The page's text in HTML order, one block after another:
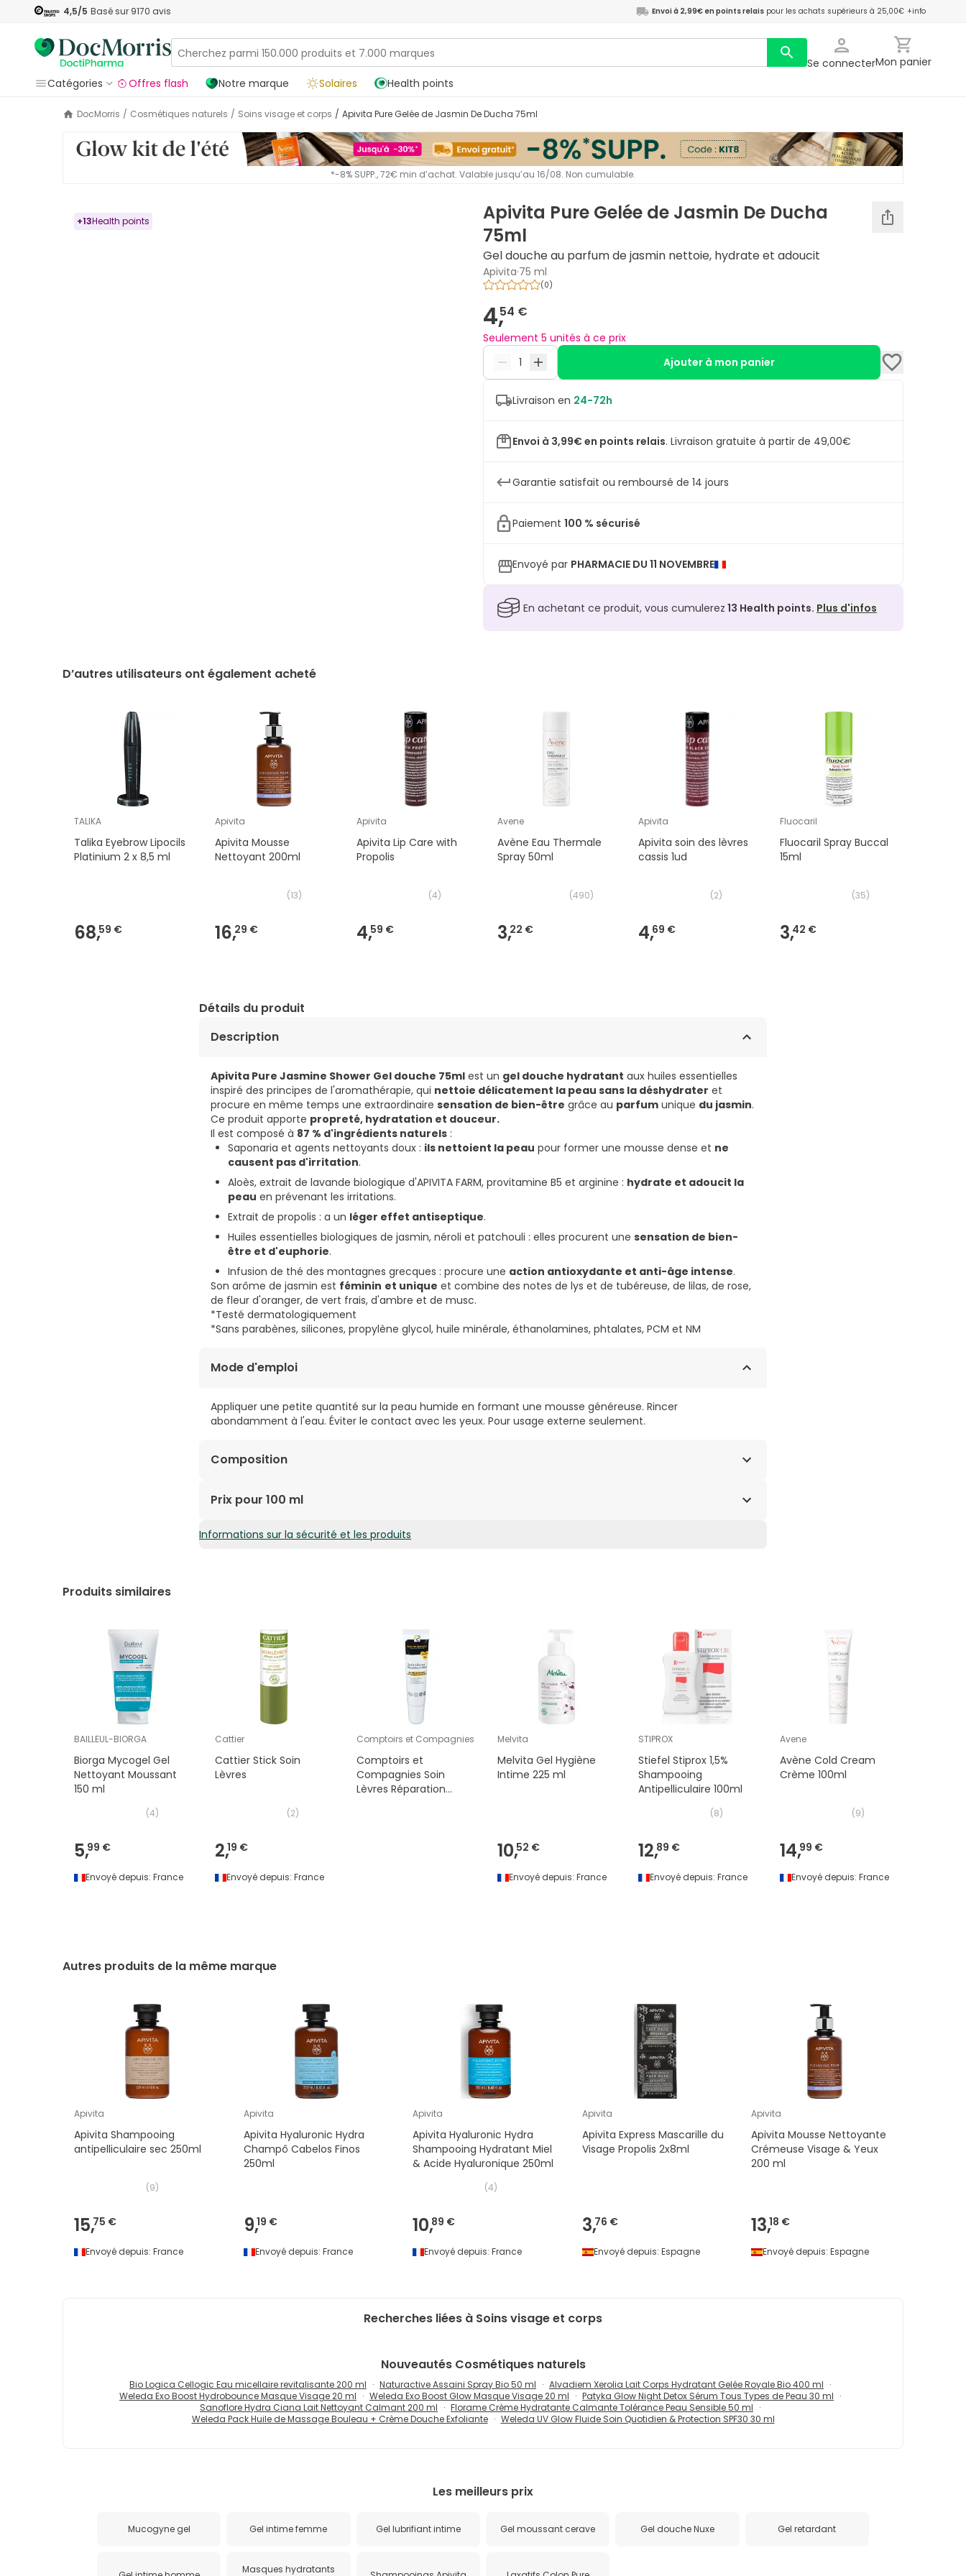
4,5/5 Basé sur 9170 avis Envoi à 2,99€ en points relais pour les achats supérieurs à 25,00€ +info
Se connecterMon panier
Catégories
Offres flash Notre marque Solaires Health points
DocMorris / Cosmétiques naturels / Soins visage et corps / Apivita Pure Gelée de Jasmin De Ducha 75ml
*-8% SUPP., 72€ min d’achat. Valable jusqu’au 16/08. Non cumulable.
+13Health points
Apivita Pure Gelée de Jasmin De Ducha
75ml
Gel douche au parfum de jasmin nettoie, hydrate et adoucit
Apivita·75 ml
(0)
4,54 €
Seulement 5 unités à ce prix
Ajouter à mon panier
Livraison en 24-72h
Envoi à 3,99€ en points relais. Livraison gratuite à partir de 49,00€
Garantie satisfait ou remboursé de 14 jours
Paiement 100 % sécurisé
Envoyé par PHARMACIE DU 11 NOVEMBRE
En achetant ce produit, vous cumulerez 13 Health points. Plus d'infos
D’autres utilisateurs ont également acheté
TALIKA
Talika Eyebrow Lipocils
Platinium 2 x 8,5 ml
68,59 €
Apivita
Apivita Mousse
Nettoyant 200ml
(13)
16,29 €
Apivita
Apivita Lip Care with
Propolis
(4)
4,59 €
Avene
Avène Eau Thermale
Spray 50ml
(490)
3,22 €
Apivita
Apivita soin des lèvres
cassis 1ud
(2)
4,69 €
Fluocaril
Fluocaril Spray Buccal
15ml
(35)
3,42 €
Détails du produit
Description
Apivita Pure Jasmine Shower Gel douche 75ml est un gel douche hydratant aux huiles essentielles
inspiré des principes de l'aromathérapie, qui nettoie délicatement la peau sans la déshydrater et
procure en même temps une extraordinaire sensation de bien-être grâce au parfum unique du jasmin.
Ce produit apporte propreté, hydratation et douceur.
Il est composé à 87 % d'ingrédients naturels :
Saponaria et agents nettoyants doux : ils nettoient la peau pour former une mousse dense et ne
causent pas d'irritation.
Aloès, extrait de lavande biologique d'APIVITA FARM, provitamine B5 et arginine : hydrate et adoucit la
peau en prévenant les irritations.
Extrait de propolis : a un léger effet antiseptique.
Huiles essentielles biologiques de jasmin, néroli et patchouli : elles procurent une sensation de bien-
être et d'euphorie.
Infusion de thé des montagnes grecques : procure une action antioxydante et anti-âge intense.
Son arôme de jasmin est féminin et unique et combine des notes de lys et de tubéreuse, de lilas, de rose,
de fleur d'oranger, de vert frais, d'ambre et de musc.
*Testé dermatologiquement
*Sans parabènes, silicones, propylène glycol, huile minérale, éthanolamines, phtalates, PCM et NM
Mode d'emploi
Appliquer une petite quantité sur la peau humide en formant une mousse généreuse. Rincer
abondamment à l'eau. Éviter le contact avec les yeux. Pour usage externe seulement.
Composition
Saponaire, agents nettoyants doux, extrait de jasmin, extrait de propolis, extrait de lavande*, aloès*, provit-
L'eau est remplacée par l'infusion de thé des montagnes grecques*
*Cultures biologiques certifiées
Prix pour 100 ml
6,05€ / 100 ml
Informations sur la sécurité et les produits
Produits similaires
BAILLEUL-BIORGA
Biorga Mycogel Gel
Nettoyant Moussant
150 ml
(4)
5,99 €
Envoyé depuis: France
Cattier
Cattier Stick Soin
Lèvres
(2)
2,19 €
Envoyé depuis: France
Comptoirs et Compagnies
Comptoirs et
Compagnies Soin
Lèvres Réparation
Melvita
Melvita Gel Hygiène
Intime 225 ml
10,52 €
Envoyé depuis: France
STIPROX
Stiefel Stiprox 1,5%
Shampooing
Antipelliculaire 100ml
(8)
12,89 €
Envoyé depuis: France
Avene
Avène Cold Cream
Crème 100ml
(9)
14,99 €
Envoyé depuis: France
Autres produits de la même marque
Apivita
Apivita Shampooing
antipelliculaire sec 250ml
(9)
15,75 €
Envoyé depuis: France
Apivita
Apivita Hyaluronic Hydra
Champô Cabelos Finos
250ml
9,19 €
Envoyé depuis: France
Apivita
Apivita Hyaluronic Hydra
Shampooing Hydratant Miel
& Acide Hyaluronique 250ml
(4)
10,89 €
Envoyé depuis: France
Apivita
Apivita Express Mascarille du
Visage Propolis 2x8ml
3,76 €
Envoyé depuis: Espagne
Apivita
Apivita Mousse Nettoyante
Crémeuse Visage & Yeux
200 ml
13,18 €
Envoyé depuis: Espagne
Recherches liées à Soins visage et corps
Nouveautés Cosmétiques naturels
Bio Logica Cellogic Eau micellaire revitalisante 200 ml Naturactive Assaini Spray Bio 50 ml
Alvadiem Xerolia Lait Corps Hydratant Gelée Royale Bio 400 ml
Weleda Exo Boost Hydrobounce Masque Visage 20 ml
Weleda Exo Boost Glow Masque Visage 20 ml
Patyka Glow Night Detox Sérum Tous Types de Peau 30 ml
Sanoflore Hydra Ciana Lait Nettoyant Calmant 200 ml
Florame Crème Hydratante Calmante Tolérance Peau Sensible 50 ml
Weleda Pack Huile de Massage Bouleau + Crème Douche Exfoliante
Weleda UV Glow Fluide Soin Quotidien & Protection SPF30 30 ml
Les meilleurs prix
Mucogyne gel Gel intime femme Gel lubrifiant intime Gel moussant cerave Gel douche Nuxe Gel retardant
Masques hydratants